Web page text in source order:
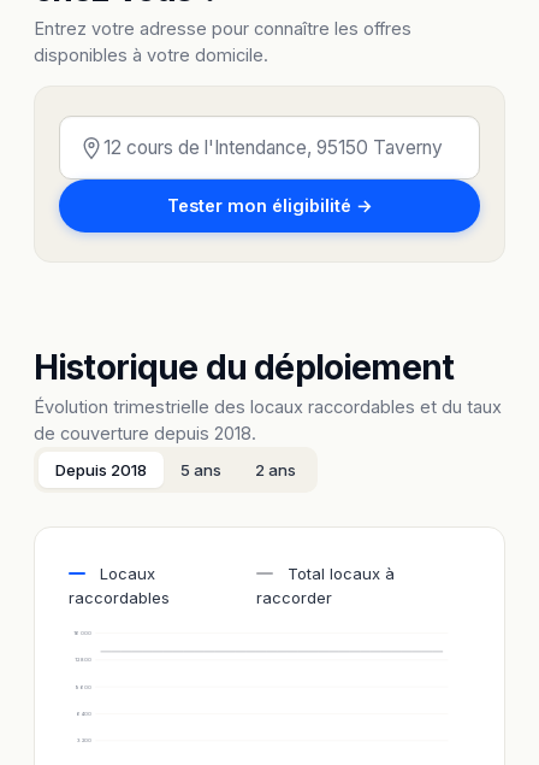
Entrez votre adresse pour connaître les offres
disponibles à votre domicile.
Tester mon éligibilité →
Historique du déploiement
Évolution trimestrielle des locaux raccordables et du taux
de couverture depuis 2018.
Depuis 2018 5 ans 2 ans
Locaux
raccordables
Total locaux à
raccorder
3 200
6 400
9 600
12 800
16 000